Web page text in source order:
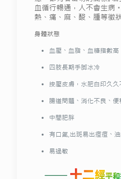
血循行暢通，人不會生病
熱、痛、麻、酸、腫等徵
身體狀態
血壓、血脂、血糖指數高
四肢長期手脚冰冷
按壓皮膚，水肥白印久久
腸道問題、消化不良、便
中間肥胖
有口氣,出斑易出痘痘、
易過敏